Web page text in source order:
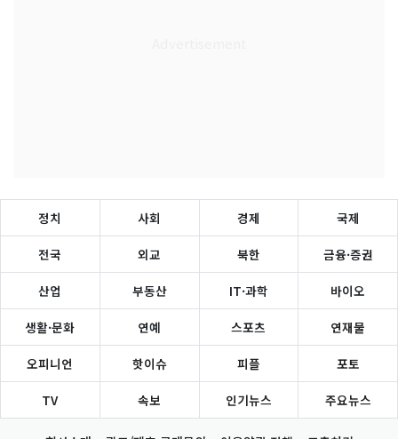
정치 사회 경제 국제
전국 외교 북한 금융·증권
산업 부동산 IT·과학 바이오
생활·문화 연예 스포츠 연재물
오피니언 핫이슈 피플 포토
TV 속보 인기뉴스 주요뉴스